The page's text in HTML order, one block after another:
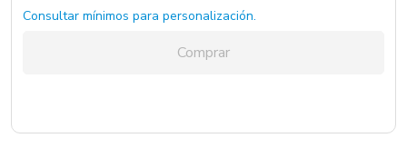
Blanco / Negro / .
Consultar mínimos para personalización.
Comprar